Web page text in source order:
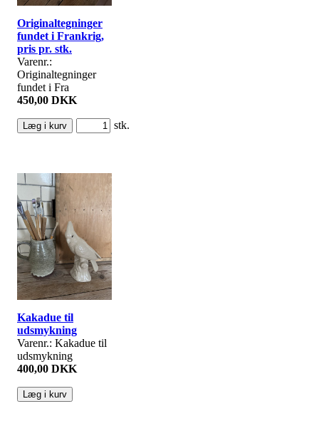
Originaltegninger
fundet i Frankrig,
pris pr. stk.
Varenr.:
Originaltegninger
fundet i Fra
450,00 DKK
stk.
Kakadue til
udsmykning
Varenr.: Kakadue til
udsmykning
400,00 DKK